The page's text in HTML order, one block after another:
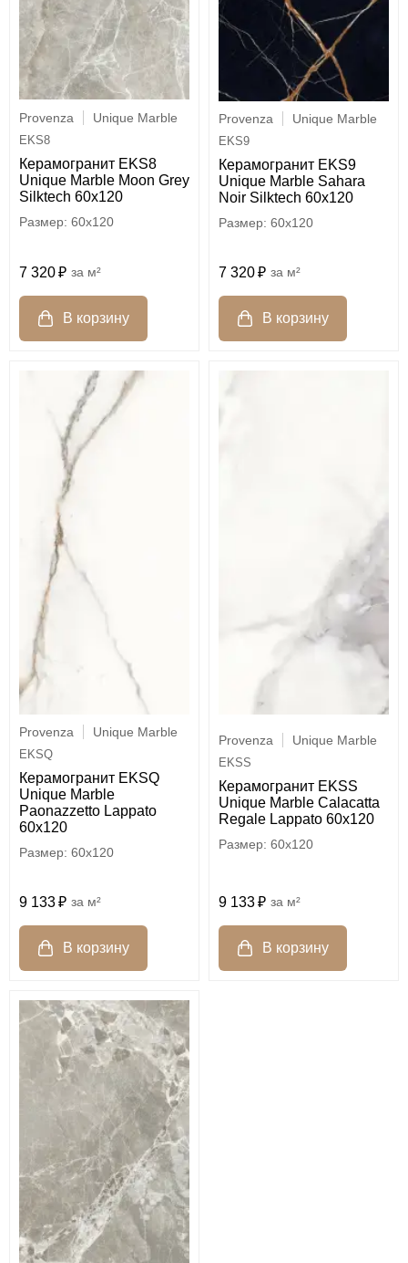
Provenza Unique Marble
EKS8
Керамогранит EKS8
Unique Marble Moon Grey
Silktech 60x120
60x120
7 320 м²
Provenza Unique Marble
EKS9
Керамогранит EKS9
Unique Marble Sahara
Noir Silktech 60x120
60x120
7 320 м²
Provenza Unique Marble
EKSQ
Керамогранит EKSQ
Unique Marble
Paonazzetto Lappato
60x120
60x120
9 133 м²
Provenza Unique Marble
EKSS
Керамогранит EKSS
Unique Marble Calacatta
Regale Lappato 60x120
60x120
9 133 м²